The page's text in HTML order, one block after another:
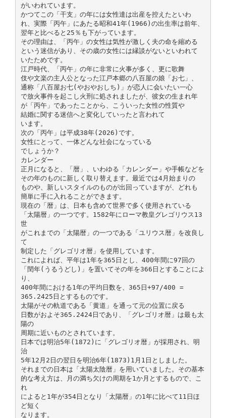
がいわれています。
かつてこの「干支」の年には女性達は出産を控えたといわ
れ、実際「丙午」にあたる昭和41年(1966)の出生率は前年、
翌年と比べると25％も下がっています。
その理由は、「丙午」の女性は気性が激しく夫の命を縮める
という迷信があり、その歳の女性には縁談がないといわれて
いたためです。
江戸時代、「丙午」の年に非常に火事が多く、更に歌舞
伎や文楽の主人公となった江戸本郷の八百屋の娘「お七」、
通称「八百屋お七(やおやおしち)」が恋人に会いたい一心
で放火事件を起こし火刑に処されましたが、彼女の生まれ年
が「丙午」であったことから、こういった女性の性質や
結婚に関する迷信へと変化していったと言われて
います。
次の「丙午」は平成38年(2026)です。
女性にとって、一体どんな社会になっている
でしょうか？
カレンダー
正月になると、「暦」、いわゆる「カレンダー」や手帳などを
その年のものに新しく取り替えます。最近では4月始まりの
ものや、新しいスタイルのものが出回っていますが、どれも
簡単に手に入れることができます。
現在の「暦」は、日本も含めて世界で多く使用されている
「太陽暦」の一つです。1582年にローマ教皇グレゴリウス13
世
がこれまでの「太陽暦」の一つである「ユリウス暦」を改良し
て
制定した「グレゴリオ暦」を使用しています。
これによれば、平年は1年を365日とし、400年間に97回の
「閏年(うるうどし)」を置いてその年を366日とすることによ
り、
400年間における1年の平均日数を、365日+97/400 =
365.2425日とするものです。
太陽がその軌道である「黄道」を通って元の位置に戻る
日数がおよそ365.2424日であり、「グレゴリオ暦」は最も太
陽の
周期に近いものとされています。
日本では明治5年(1872)に「グレゴリオ暦」が採用され、明
治
5年12月2日の翌日を明治6年(1873)1月1日としました。
それまでの日本は「太陽太陰暦」を用いていました。その基本
的な考え方は、月の満ち欠けの周期を1か月とするもので、こ
れ
によると1年が354日となり「太陽暦」の1年に比べて11日ほ
ど短く
なります。